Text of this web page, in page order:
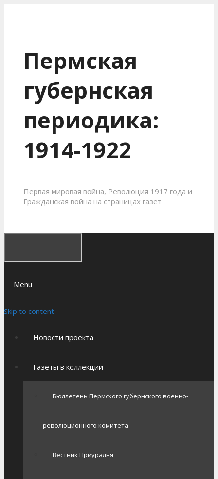
Пермская
губернская
периодика:
1914-1922
Первая мировая война, Революция 1917 года и
Гражданская война на страницах газет
Menu
Skip to content
Новости проекта
Газеты в коллекции
Бюллетень Пермского губернского военно-
революционного комитета
Вестник Приуралья